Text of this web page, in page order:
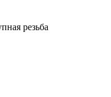
резьба